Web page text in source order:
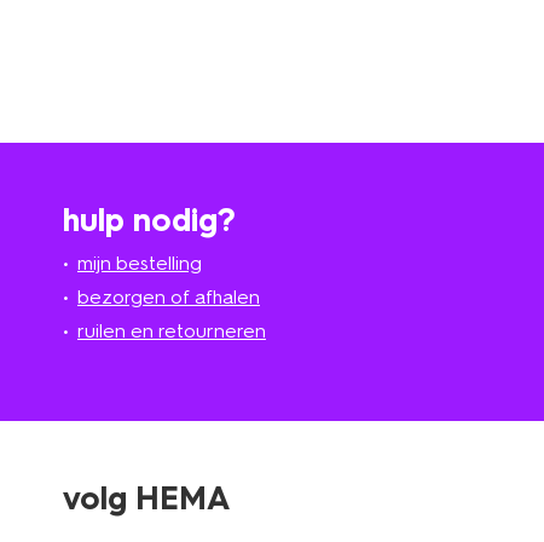
hulp nodig?
mijn bestelling
bezorgen of afhalen
ruilen en retourneren
volg HEMA